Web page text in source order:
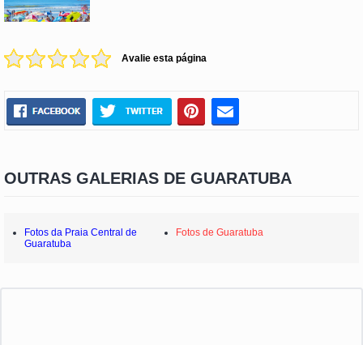
Avalie esta página
OUTRAS GALERIAS DE GUARATUBA
Fotos da Praia Central de
Guaratuba
Fotos de Guaratuba